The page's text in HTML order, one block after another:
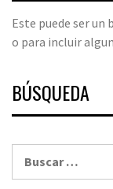
Este puede ser
o para incluir
BÚSQUEDA